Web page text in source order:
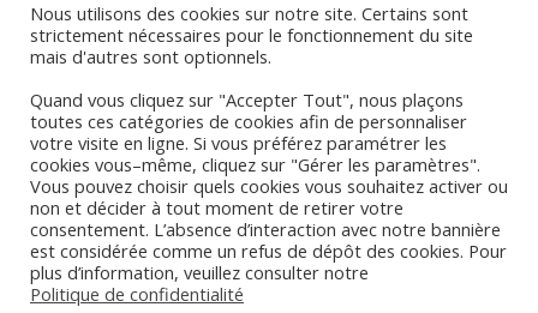
REJOIGNEZ LA COMMUNAUTÉ !
Nous utilisons des cookies sur notre site. Certains sont
strictement nécessaires pour le fonctionnement du site
mais d'autres sont optionnels.
Quand vous cliquez sur "Accepter Tout", nous plaçons
toutes ces catégories de cookies afin de personnaliser
votre visite en ligne. Si vous préférez paramétrer les
cookies vous–même, cliquez sur "Gérer les paramètres".
Vous pouvez choisir quels cookies vous souhaitez activer ou
non et décider à tout moment de retirer votre
consentement. L’absence d’interaction avec notre bannière
est considérée comme un refus de dépôt des cookies. Pour
plus d’information, veuillez consulter notre
Politique de confidentialité